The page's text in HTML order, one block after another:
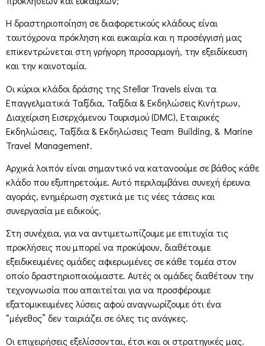
Η δραστηριοποίηση σε διαφορετικούς κλάδους είναι
ταυτόχρονα πρόκληση και ευκαιρία και η προσέγγισή μας
επικεντρώνεται στη γρήγορη προσαρμογή, την εξειδίκευση
και την καινοτομία.
Οι κύριοι κλάδοι δράσης της Stellar Travels είναι τα
Επαγγελματικά Ταξίδια, Ταξίδια & Εκδηλώσεις Κινήτρων,
Διαχείριση Εισερχόμενου Τουρισμού (DMC), Εταιρικές
Εκδηλώσεις, Ταξίδια & Εκδηλώσεις Team Building, & Marine
Travel Management.
Αρχικά λοιπόν είναι σημαντικό να κατανοούμε σε βάθος κάθε
κλάδο που εξυπηρετούμε. Αυτό περιλαμβάνει συνεχή έρευνα
αγοράς, ενημέρωση σχετικά με τις νέες τάσεις και
συνεργασία με ειδικούς.
Στη συνέχεια, για να αντιμετωπίζουμε με επιτυχία τις
προκλήσεις που μπορεί να προκύψουν, διαθέτουμε
εξειδικευμένες ομάδες αφιερωμένες σε κάθε τομέα στον
οποίο δραστηριοποιούμαστε. Αυτές οι ομάδες διαθέτουν την
τεχνογνωσία που απαιτείται για να προσφέρουμε
εξατομικευμένες λύσεις αφού αναγνωρίζουμε ότι ένα
“μέγεθος” δεν ταιριάζει σε όλες τις ανάγκες.
Οι επιχειρήσεις εξελίσσονται, έτσι και οι στρατηγικές μας.